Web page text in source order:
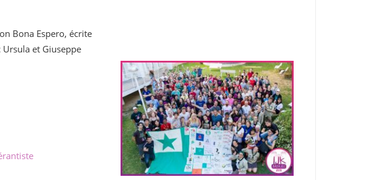
Bona Espero, écrite
Ursula et Giuseppe